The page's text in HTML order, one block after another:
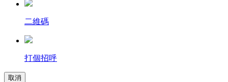
二維碼
打個招呼
取消